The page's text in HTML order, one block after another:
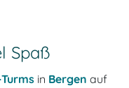
Spaß
in Bergen auf